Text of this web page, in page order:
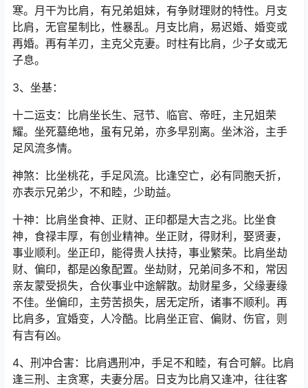
寒。月干为比肩，有兄弟姐妹，有争财理财的特性。月支
比肩，无官星制比，性暴乱。月支比肩，易迟婚、婚变或
再婚。再有羊刃，主克父克妻。时柱有比肩，少子女或无
子息。
3、坐基：
十二运支：比肩坐长生、冠节、临官、帝旺，主兄姐荣
耀。坐死墓绝地，虽有兄弟，亦多早别离。坐沐浴，主手
足风流多情。
神煞：比坐桃花，手足风流。比逢空亡，必有同胞夭折，
亦表示兄弟少，不和睦，少助益。
十神：比肩坐食神、正财、正印都是大吉之兆。比坐食
神，食禄丰厚，有创业精神。坐正财，得财利，娶贤妻，
事业顺利。坐正印，能得贵人扶持，事业繁荣。比肩坐劫
财、偏印，都是凶象配置。坐劫财，兄弟间多不和，常因
亲友蒙受损失，合伙事业中途解散。劫财星多，父缘妻缘
不佳。坐偏印，主劳苦损失，居无定所，诸事不顺利。再
比肩多，宜婚变，人冷酷。比肩坐正官、偏财、伤官，则
有吉有凶。
4、刑冲合害：比肩遇刑冲，手足不和睦，有合可解。比肩
逢三刑、主贪寒，夫妻分居。日支为比肩又逢冲，往往客